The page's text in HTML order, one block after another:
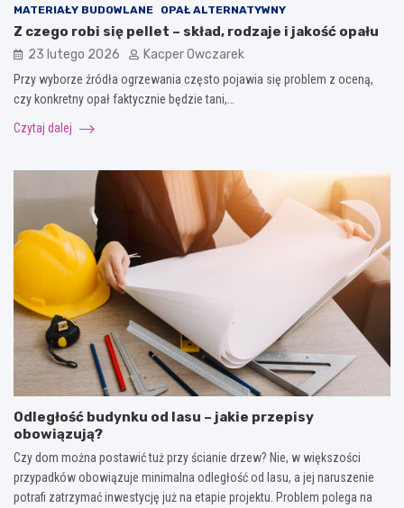
MATERIAŁY BUDOWLANE
OPAŁ ALTERNATYWNY
Z czego robi się pellet – skład, rodzaje i jakość opału
23 lutego 2026 Kacper Owczarek
Przy wyborze źródła ogrzewania często pojawia się problem z oceną,
czy konkretny opał faktycznie będzie tani,…
Czytaj dalej
Odległość budynku od lasu – jakie przepisy
obowiązują?
Czy dom można postawić tuż przy ścianie drzew? Nie, w większości
przypadków obowiązuje minimalna odległość od lasu, a jej naruszenie
potrafi zatrzymać inwestycję już na etapie projektu. Problem polega na